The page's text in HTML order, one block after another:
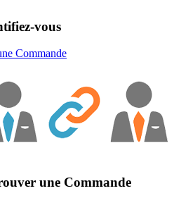
vous
Commande
une Commande